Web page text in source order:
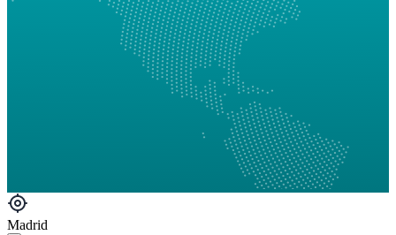
Madrid